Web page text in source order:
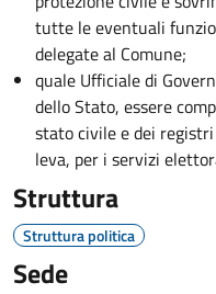
tutte le eventuali
delegate al Comune;
quale Ufficiale di
dello Stato, essere
stato civile e dei
leva, per i servizi
Struttura
Struttura politica
Sede